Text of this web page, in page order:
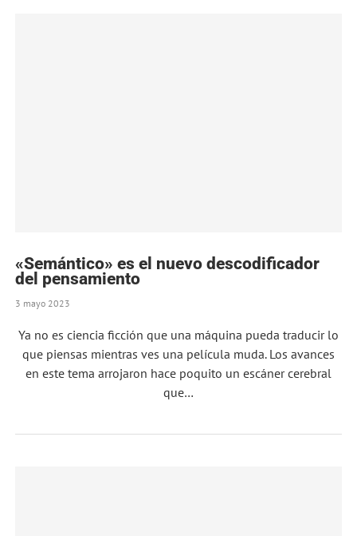
«Semántico» es el nuevo descodificador
del pensamiento
3 mayo 2023
Ya no es ciencia ficción que una máquina pueda traducir lo
que piensas mientras ves una película muda. Los avances
en este tema arrojaron hace poquito un escáner cerebral
que…